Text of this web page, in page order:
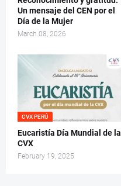
Un mensaje del CEN por el
Día de la Mujer
March 08, 2026
CVX PERÚ
Eucaristía Día Mundial de la
CVX
February 19, 2025